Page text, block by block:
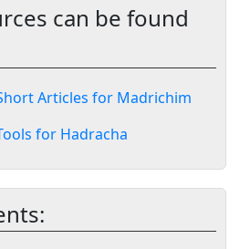
can be found
Articles for Madrichim
for Hadracha